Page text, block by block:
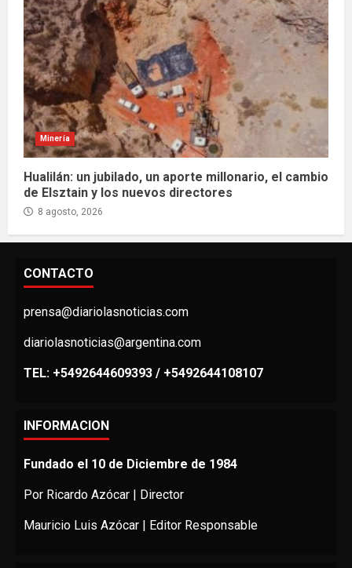
Minería
Hualilán: un jubilado, un aporte millonario, el cambio
de Elsztain y los nuevos directores
8 agosto, 2026
CONTACTO
prensa@diariolasnoticias.com
diariolasnoticias@argentina.com
TEL: +5492644609393 / +5492644108107
INFORMACION
Fundado el 10 de Diciembre de 1984
Por Ricardo Azócar | Director
Mauricio Luis Azócar | Editor Responsable